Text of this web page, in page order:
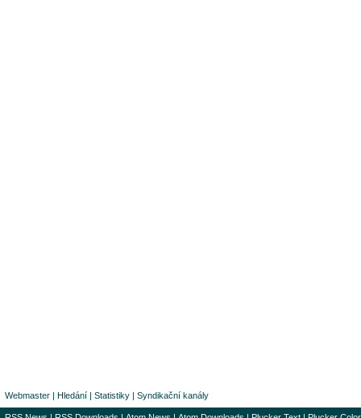
Webmaster | Hledání | Statistiky | Syndikační kanály